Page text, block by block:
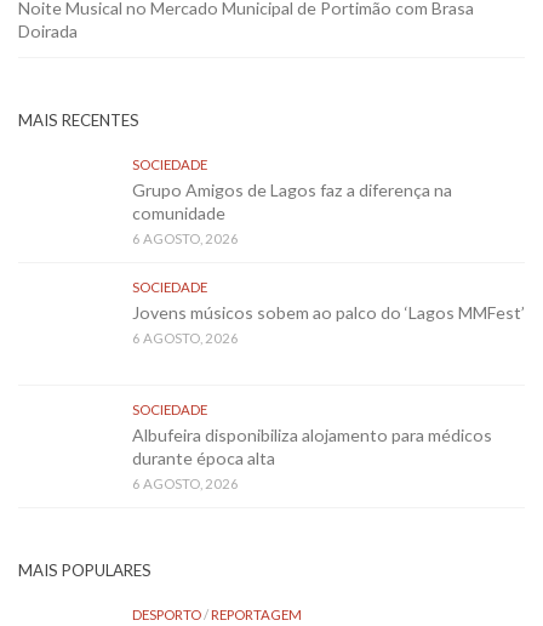
Noite Musical no Mercado Municipal de Portimão com Brasa
Doirada
MAIS RECENTES
SOCIEDADE
Grupo Amigos de Lagos faz a diferença na
comunidade
6 AGOSTO, 2026
SOCIEDADE
Jovens músicos sobem ao palco do ‘Lagos MMFest’
6 AGOSTO, 2026
SOCIEDADE
Albufeira disponibiliza alojamento para médicos
durante época alta
6 AGOSTO, 2026
MAIS POPULARES
DESPORTO/REPORTAGEM